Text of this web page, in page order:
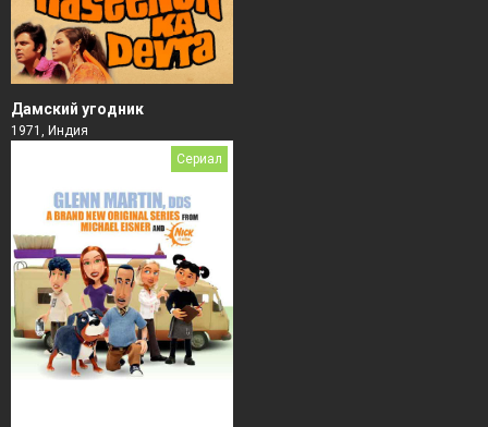
Дамский угодник
1971, Индия
Сериал